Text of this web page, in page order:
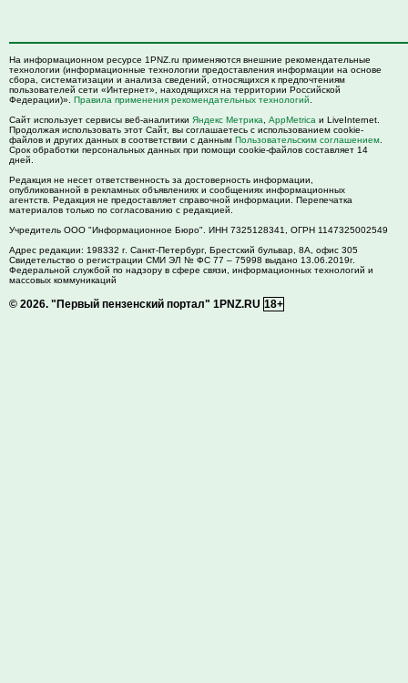
На информационном ресурсе 1PNZ.ru применяются внешние рекомендательные
технологии (информационные технологии предоставления информации на основе
сбора, систематизации и анализа сведений, относящихся к предпочтениям
пользователей сети «Интернет», находящихся на территории Российской
Федерации)». Правила применения рекомендательных технологий
Сайт использует сервисы веб-аналитики Яндекс Метрика AppMetrica и LiveInternet.
Продолжая использовать этот Сайт, вы соглашаетесь с использованием cookie-
файлов и других данных в соответствии с данным Пользовательским соглашением
Срок обработки персональных данных при помощи cookie-файлов составляет 14
дней.
Редакция не несет ответственность за достоверность информации,
опубликованной в рекламных объявлениях и сообщениях информационных
агентств. Редакция не предоставляет справочной информации. Перепечатка
материалов только по согласованию с редакцией.
Учредитель ООО "Информационное Бюро". ИНН 7325128341, ОГРН 1147325002549
Адрес редакции: 198332 г. Санкт-Петербург, Брестский бульвар, 8А, офис 305
Свидетельство о регистрации СМИ ЭЛ № ФС 77 – 75998 выдано 13.06.2019г.
Федеральной службой по надзору в сфере связи, информационных технологий и
массовых коммуникаций
© 2026. "Первый пензенский портал" 1PNZ.RU 18+